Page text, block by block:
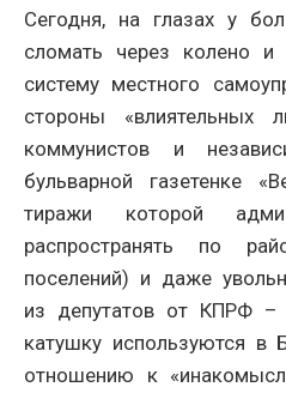
Сегодня, на глазах у
сломать через колено
систему местного
стороны «влиятельных
коммунистов и
бульварной газетенке
тиражи которой
распространять по
поселений) и даже
из депутатов от КПРФ
катушку используются в
отношению к